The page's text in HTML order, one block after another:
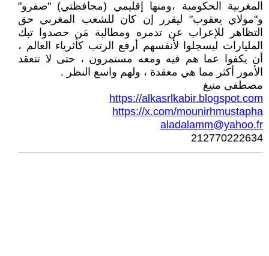
المغربية الحكومية ،ومنها إقليمي (محافظتي) "صفرو"
و"مولاي يعقوب" ليقرر إن كان للشعب المغربي حق
التظاهر للإعراب عن تدمره ومطالبة مَن حصدوا تبك
المليارات ليسجلوا لأنفسهم أرفع الرتب كأثرياء العالم ،
أن يكفوا عما هم فيه ومعه مستمرون ، حتى لا تتعقد
الأمور أكثر مما هي معقدة ، ولهم واسع النظر .
مصطفى منيغ
https://alkasrlkabir.blogspot.com
https://x.com/mounirhmustapha
aladalamm@yahoo.fr
212770222634